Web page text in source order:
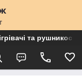
та